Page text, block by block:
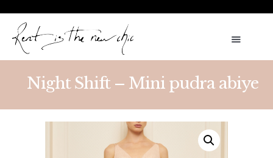
İNDİRİM. KOD:RTNC5 TAKI VE AKSESUARLARDA GEÇERLİ %5 İNDİRİM
VE ÜCRETSİZ KARGO KOD:TAKI24
Night Shift – Mini pudra abiye
KIRALIK ELBISELER
KIRALIK GELINLIKLER
SATILIK ÜRÜNLER